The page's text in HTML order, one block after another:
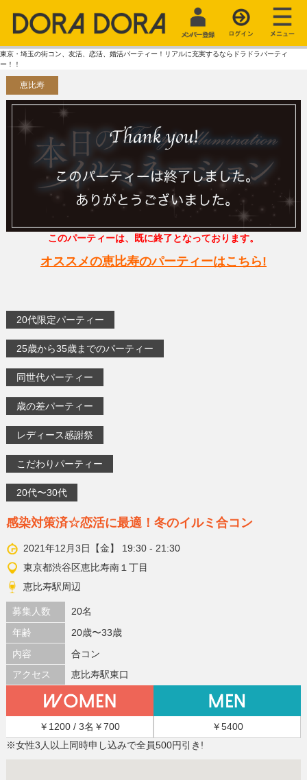
東京・埼玉の街コン、友活、恋活、婚活パーティー！リアルに充実するならドラドラパーティ
ー！！
恵比寿
このパーティーは、既に終了となっております。
オススメの恵比寿のパーティーはこちら!
20代限定パーティー
25歳から35歳までのパーティー
同世代パーティー
歳の差パーティー
レディース感謝祭
こだわりパーティー
20代〜30代
感染対策済☆恋活に最適！冬のイルミ合コン
2021年12月3日【金】 19:30 - 21:30
東京都渋谷区恵比寿南１丁目
恵比寿駅周辺
募集人数
20名
年齢
20歳〜33歳
内容
合コン
アクセス
恵比寿駅東口
￥1200 / 3名￥700
￥5400
※女性3人以上同時申し込みで全員500円引き!